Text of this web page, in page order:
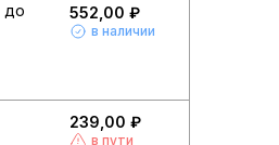
до
552,00 ₽
в наличии
239,00 ₽
в пути